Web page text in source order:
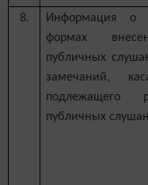
8.
Информация о
формах
публичных
замечаний,
подлежащего
публичных